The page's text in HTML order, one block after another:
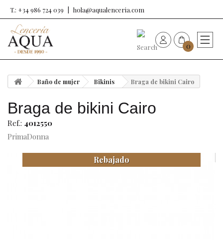
T.: +34 986 724 039 hola@aqualenceria.com
0
Baño de mujer Bikinis Braga de bikini Cairo
Braga de bikini Cairo
Ref.: 4012550
PrimaDonna
Rebajado